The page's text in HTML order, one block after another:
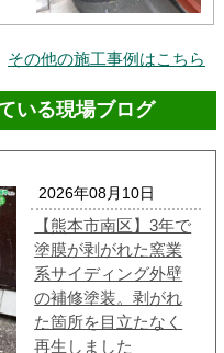
その他の施工事例はこちら
いる現場ブログ
2026年08月10日
【熊本市南区】3年で
塗膜が剥がれた窯業
系サイディング外壁
の補修塗装。剥がれ
た箇所を目立たなく
再生しました